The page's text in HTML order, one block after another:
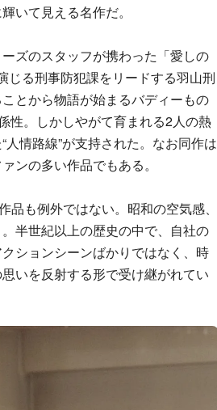
いて見える名作だ。
ズのスタッフが携わった「愛しの
じる刑事防犯課をリードする羽山刑
とから物語が始まるバディーもの
性。しかしやがて育まれる2人の熱
情路線”が支持された。なお同作は
ンの多い作品でもある。
も例外ではない。昭和の空気感、
半世紀以上の歴史の中で、自社の
ションシーンばかりではなく、時
いを反射する形で受け継がれてい